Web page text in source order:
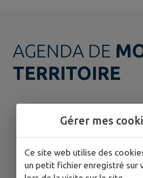
AGENDA DE
TERRITOIRE
Gérer mes
Ce site web utilise des
un petit fichier enregistré sur